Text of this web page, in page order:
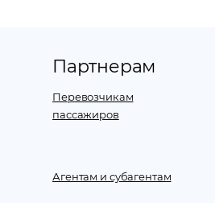
Партнерам
Перевозчикам
пассажиров
Агентам и субагентам